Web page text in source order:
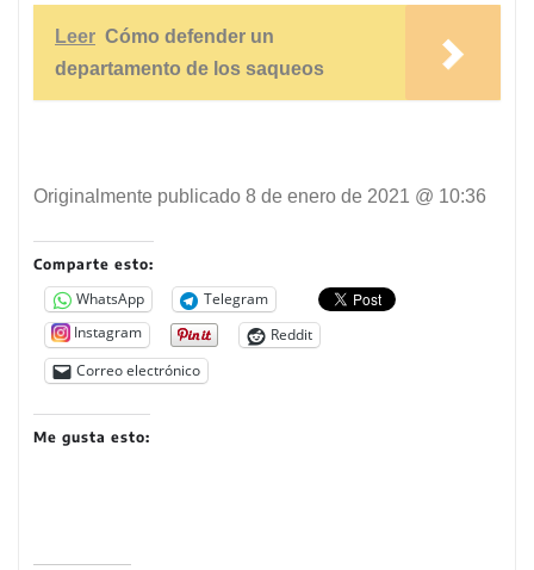
Leer Cómo defender un
departamento de los saqueos
Originalmente publicado 8 de enero de 2021 @ 10:36
Comparte esto:
WhatsApp
Telegram
Instagram
Reddit
Correo electrónico
Me gusta esto: